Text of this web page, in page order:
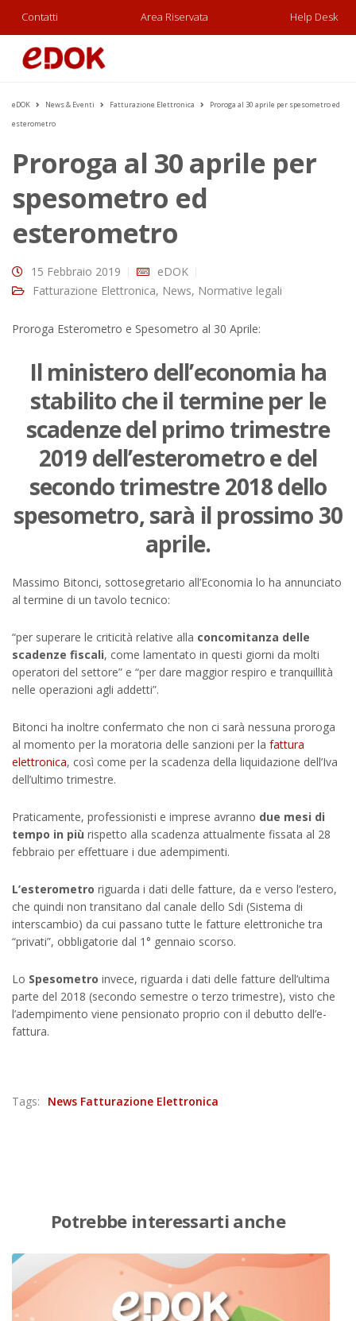
Help Desk
Area Riservata
Contatti
eDOK News & Eventi Fatturazione Elettronica
Proroga al 30 aprile per spesometro ed
esterometro
Proroga al 30 aprile per
spesometro ed
esterometro
15 Febbraio 2019
eDOK
Fatturazione Elettronica, News, Normative legali
Proroga Esterometro e Spesometro al 30 Aprile:
Il ministero dell’economia ha
stabilito che il termine per le
scadenze del primo trimestre
2019 dell’esterometro e del
secondo trimestre 2018 dello
spesometro, sarà il prossimo 30
aprile.
Massimo Bitonci, sottosegretario all’Economia lo ha annunciato
al termine di un tavolo tecnico:
“per superare le criticità relative alla concomitanza delle
scadenze fiscali, come lamentato in questi giorni da molti
operatori del settore” e “per dare maggior respiro e tranquillità
nelle operazioni agli addetti”.
Bitonci ha inoltre confermato che non ci sarà nessuna proroga
al momento per la moratoria delle sanzioni per la fattura
elettronica, così come per la scadenza della liquidazione dell’Iva
dell’ultimo trimestre.
Praticamente, professionisti e imprese avranno due mesi di
tempo in più rispetto alla scadenza attualmente fissata al 28
febbraio per effettuare i due adempimenti.
L’esterometro riguarda i dati delle fatture, da e verso l’estero,
che quindi non transitano dal canale dello Sdi (Sistema di
interscambio) da cui passano tutte le fatture elettroniche tra
“privati”, obbligatorie dal 1° gennaio scorso.
Lo Spesometro invece, riguarda i dati delle fatture dell’ultima
parte del 2018 (secondo semestre o terzo trimestre), visto che
l’adempimento viene pensionato proprio con il debutto dell’e-
fattura.
Tags: News Fatturazione Elettronica
Potrebbe interessarti anche